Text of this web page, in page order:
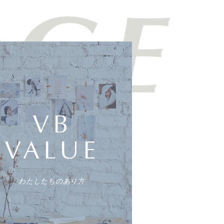
わたしたちのあり方
VALUE
VB